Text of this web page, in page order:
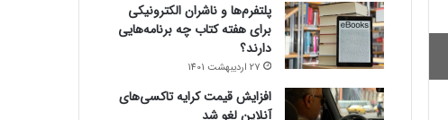
پلتفرم‌ها و ناشران الکترونیکی
برای هفته کتاب چه برنامه‌هایی
دارند؟
27 اردیبهشت 1401
افزایش قیمت کرایه تاکسی‌های
آنلاین لغو شد